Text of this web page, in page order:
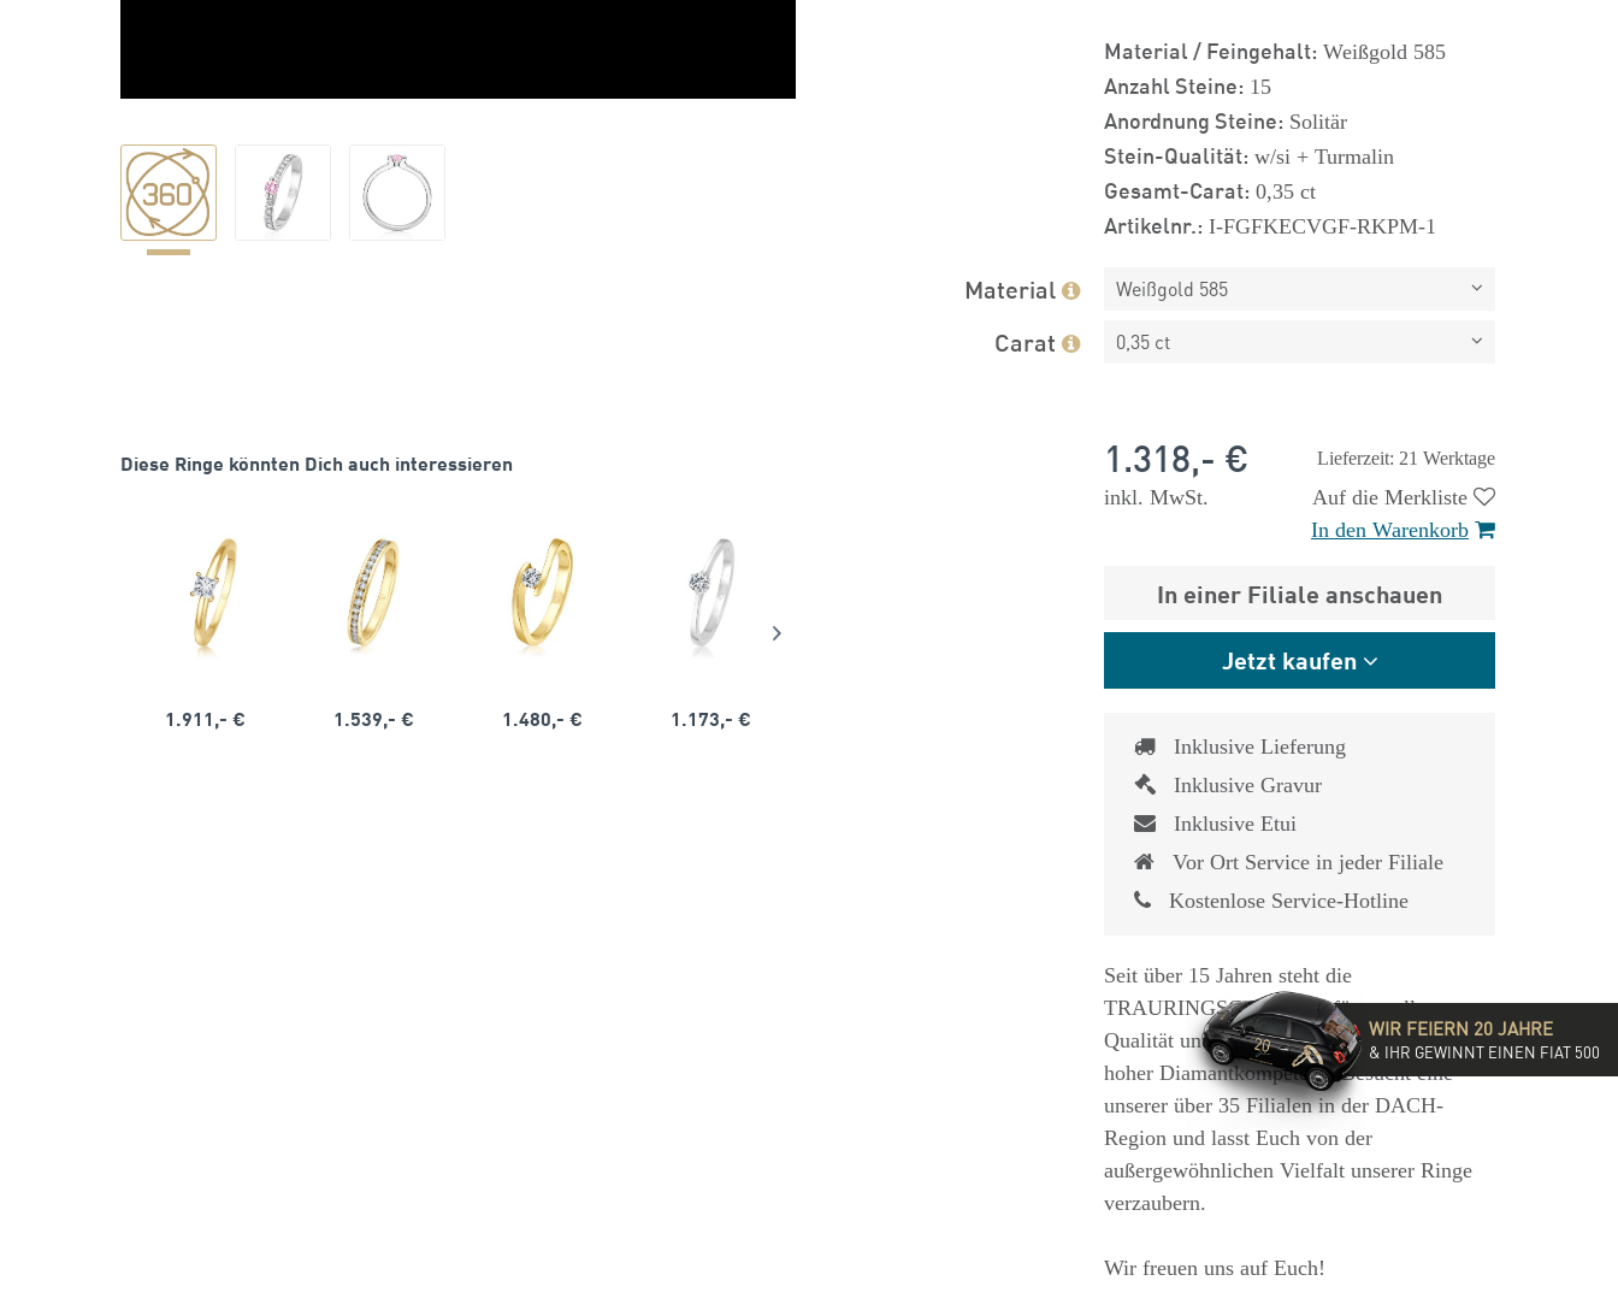
Diese Ringe könnten Dich auch interessieren
1.911,- € 1.539,- € 1.480,- € 1.173,- €
Material / Feingehalt: Weißgold 585
Anzahl Steine: 15
Anordnung Steine: Solitär
Stein-Qualität: w/si + Turmalin
Gesamt-Carat: 0,35 ct
Artikelnr.: I-FGFKECVGF-RKPM-1
Material Weißgold 585
Carat 0,35 ct
Lieferzeit: 21 Werktage
1.318,- €
inkl. MwSt.
Auf die Merkliste
In den Warenkorb
In einer Filiale anschauen
Jetzt kaufen
Inklusive Lieferung
Inklusive Gravur
Inklusive Etui
Vor Ort Service in jeder Filiale
Kostenlose Service-Hotline
Seit über 15 Jahren steht die
TRAURINGSCHMIEDE für exzellente
Qualität und hochwertige Beratung mit
hoher Diamantkompetenz. Besucht eine
unserer über 35 Filialen in der DACH-
Region und lasst Euch von der
außergewöhnlichen Vielfalt unserer Ringe
verzaubern.
Wir freuen uns auf Euch!
WIR FEIERN 20 JAHRE
& IHR GEWINNT EINEN FIAT 500